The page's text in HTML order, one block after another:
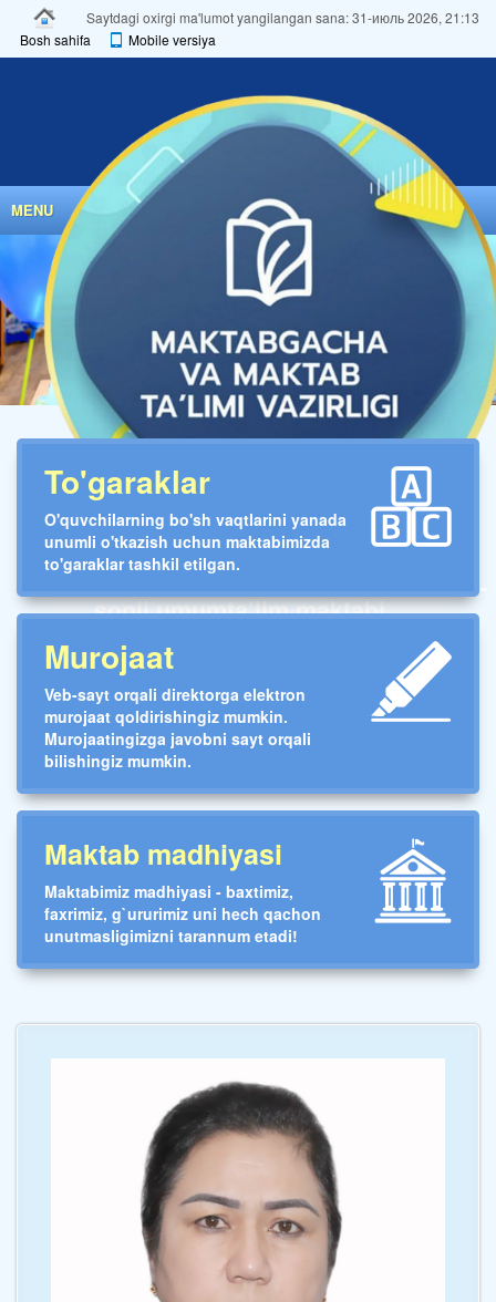
Saytdagi oxirgi ma'lumot yangilangan sana: 31-июль 2026, 21:13
Bosh sahifa
Mobile versiya
Toshkent shahar Yunusobod tumani 235-
sonli umumta’lim maktabi
MENU
To'garaklar
O'quvchilarning bo'sh vaqtlarini yanada
unumli o'tkazish uchun maktabimizda
to'garaklar tashkil etilgan.
Murojaat
Veb-sayt orqali direktorga elektron
murojaat qoldirishingiz mumkin.
Murojaatingizga javobni sayt orqali
bilishingiz mumkin.
Maktab madhiyasi
Maktabimiz madhiyasi - baxtimiz,
faxrimiz, g`ururimiz uni hech qachon
unutmasligimizni tarannum etadi!